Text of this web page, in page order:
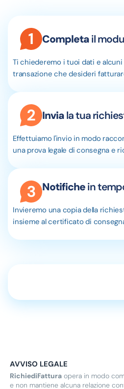
Completail
Ti chiederemo i tuoi dati e alcuni
transazione che desideri
Inviala tua
Effettuiamo l'invio in modo
una prova legale di consegna e
Notifichein
Invieremo una copia della
insieme al certificato di
AVVISO LEGALE
RichiediFattura opera in modo
e non mantiene alcuna relazione